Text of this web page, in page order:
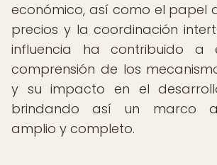
económico, así como el papel
precios y la coordinación
influencia ha contribuido a
comprensión de los
y su impacto en el
brindando así un marco
amplio y completo.